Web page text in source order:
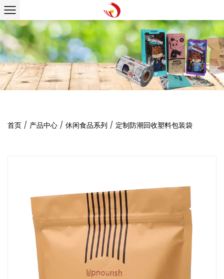
首页 / 产品中心 / 休闲食品系列 / 定制防潮回收塑料包装袋